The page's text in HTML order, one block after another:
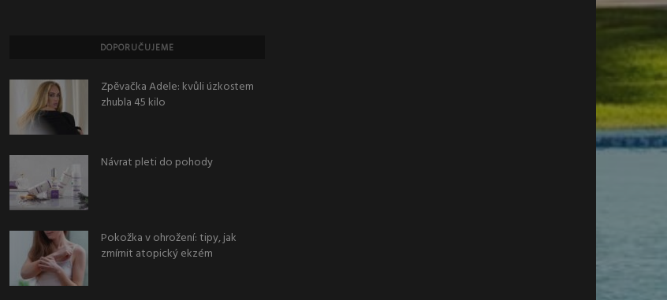
DOPORUČUJEME
Zpěvačka Adele: kvůli úzkostem
zhubla 45 kilo
Návrat pleti do pohody
Pokožka v ohrožení: tipy, jak
zmírnit atopický ekzém